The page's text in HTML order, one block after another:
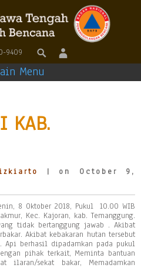
9409
Menu
KAB.
| on October 9,
8 Oktober 2018, Pukul 10.00 WIB
Kec. Kajoran, kab. Temanggung.
tidak bertanggung jawab . Akibat
Akibat kebakaran hutan tersebut
berhasil dipadamkan pada pukul
pihak terkait, Meminta bantuan
ilaran/sekat bakar, Memadamkan